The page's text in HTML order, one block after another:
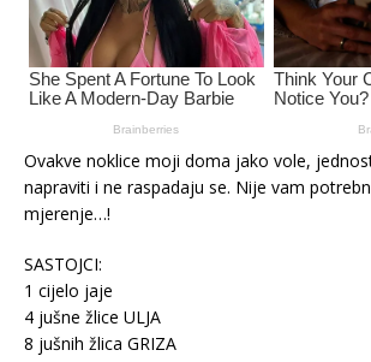
Ovakve noklice moji doma jako vole,
napraviti i ne raspadaju se. Nije vam
mjerenje…!
SASTOJCI:
1 cijelo jaje
4 jušne žlice ULJA
8 jušnih žlica GRIZA